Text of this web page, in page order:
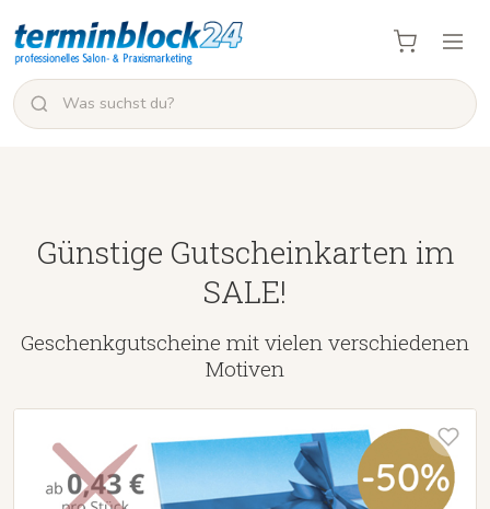
Günstige Gutscheinkarten im
SALE!
Geschenkgutscheine mit vielen verschiedenen
Motiven